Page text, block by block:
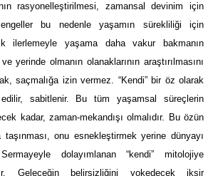
rasyonelleştirilmesi, zamansal devinim için
bu nedenle yaşamın sürekliliği için
ilerlemeyle yaşama daha vakur bakmanın
yerinde olmanın olanaklarının araştırılmasını
saçmalığa izin vermez. “Kendi” bir öz olarak
sabitlenir. Bu tüm yaşamsal süreçlerin
kadar, zaman-mekandışı olmalıdır. Bu özün
taşınması, onu esnekleştirmek yerine dünyayı
dolayımlanan “kendi” mitolojiye
Geleceğin belirsizliğini yokedecek iksir